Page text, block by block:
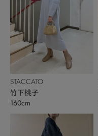
STACCATO
竹下桃子
160cm